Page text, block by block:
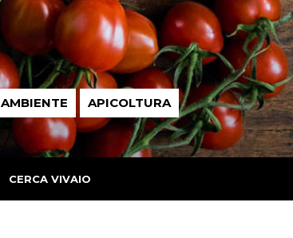
AMBIENTE APICOLTURA
CERCA VIVAIO